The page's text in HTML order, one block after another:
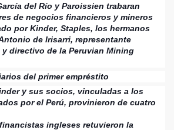
del Río y Paroissien trabaran
de negocios financieros y mineros
por Kinder, Staples, los hermanos
de Irisarri, representante
directivo de la Peruvian Mining
del primer empréstito
y sus socios, vinculadas a los
por el Perú, provinieron de cuatro
ingleses retuvieron la